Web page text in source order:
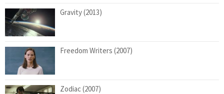
Gravity (2013)
Freedom Writers (2007)
Zodiac (2007)